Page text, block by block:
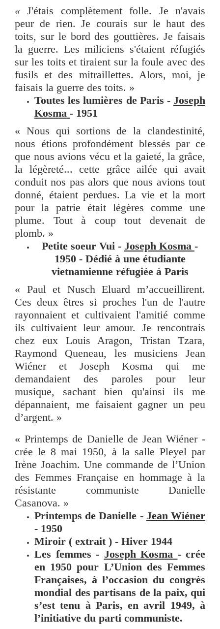
«J'étais complètement folle. Je n'avais
peur de rien. Je courais sur le haut des
toits, sur le bord des gouttières. Je faisais
la guerre. Les miliciens s'étaient réfugiés
sur les toits et tiraient sur la foule avec des
fusils et des mitraillettes. Alors, moi, je
faisais la guerre des toits. »
Toutes les lumières de Paris - Joseph
Kosma - 1951
« Nous qui sortions de la clandestinité,
nous étions profondément blessés par ce
que nous avions vécu et la gaieté, la grâce,
la légèreté... cette grâce ailée qui avait
conduit nos pas alors que nous avions tout
donné, étaient perdues. La vie et la mort
pour la patrie était légères comme une
plume. Tout à coup tout devenait de
plomb. »
Petite soeur Vui - Joseph Kosma -
1950 - Dédié à une étudiante
vietnamienne réfugiée à Paris
« Paul et Nusch Eluard m’accueillirent.
Ces deux êtres si proches l'un de l'autre
rayonnaient et cultivaient l'amitié comme
ils cultivaient leur amour. Je rencontrais
chez eux Louis Aragon, Tristan Tzara,
Raymond Queneau, les musiciens Jean
Wiéner et Joseph Kosma qui me
demandaient des paroles pour leur
musique, sachant bien qu'ainsi ils me
dépannaient, me faisaient gagner un peu
d’argent. »
« Printemps de Danielle de Jean Wiéner -
crée le 8 mai 1950, à la salle Pleyel par
Irène Joachim. Une commande de l’Union
des Femmes Française en hommage à la
résistante communiste Danielle
Casanova. »
Printemps de Danielle - Jean Wiéner
- 1950
Miroir ( extrait ) - Hiver 1944
Les femmes - Joseph Kosma - crée
en 1950 pour L’Union des Femmes
Françaises, à l’occasion du congrès
mondial des partisans de la paix, qui
s’est tenu à Paris, en avril 1949, à
l’initiative du parti communiste.